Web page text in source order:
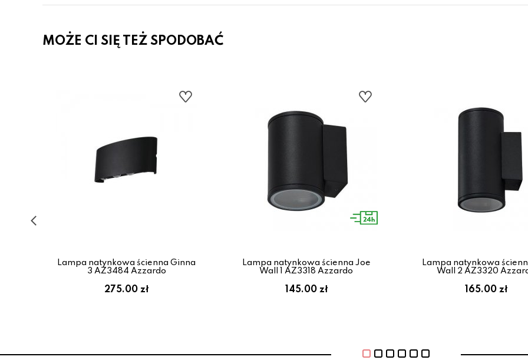
MOŻE CI SIĘ TEŻ SPODOBAĆ
Lampa natynkowa ścienna Ginna
3 AZ3484 Azzardo
275.00 zł
Lampa natynkowa ścienna Joe
Wall 1 AZ3318 Azzardo
145.00 zł
Lampa natynkowa
Wall 2 AZ3320
165.00 zł